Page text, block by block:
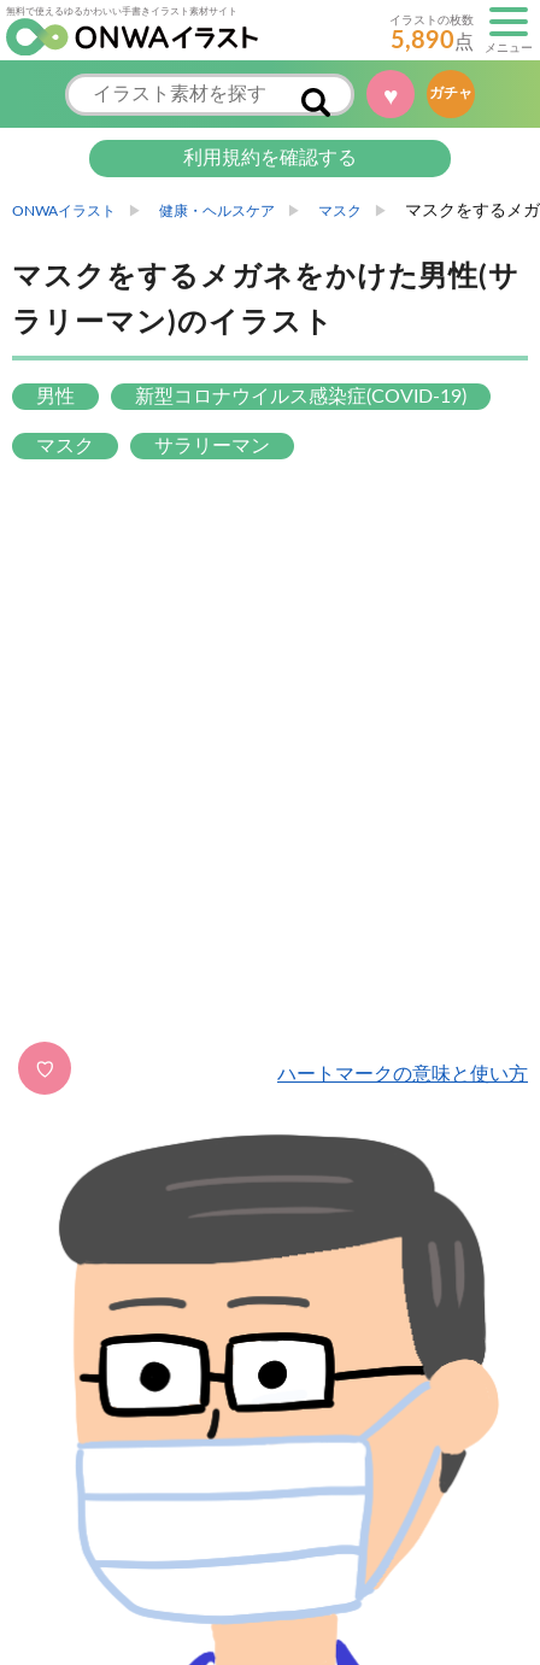
無料で使えるゆるかわいい手書きイラスト素材サイト
イラストの枚数
5,890点 メニュー
♥ ガチャ
利用規約を確認する
ONWAイラスト 健康・ヘルスケア マスク マスクをするメ
マスクをするメガネをかけた男性(サ
ラリーマン)のイラスト
男性 新型コロナウイルス感染症(COVID-19)
マスク サラリーマン
♡ ハートマークの意味と使い方